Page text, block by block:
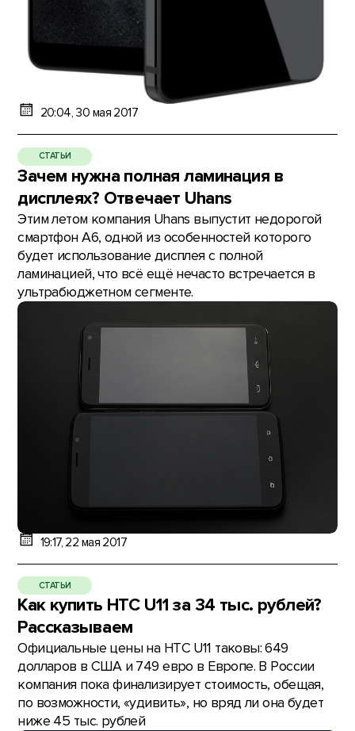
20:04, 30 мая 2017
СТАТЬИ
Зачем нужна полная ламинация в
дисплеях? Отвечает Uhans
Этим летом компания Uhans выпустит недорогой
смартфон A6, одной из особенностей которого
будет использование дисплея с полной
ламинацией, что всё ещё нечасто встречается в
ультрабюджетном сегменте.
19:17, 22 мая 2017
СТАТЬИ
Как купить HTC U11 за 34 тыс. рублей?
Рассказываем
Официальные цены на HTC U11 таковы: 649
долларов в США и 749 евро в Европе. В России
компания пока финализирует стоимость, обещая,
по возможности, «удивить», но вряд ли она будет
ниже 45 тыс. рублей